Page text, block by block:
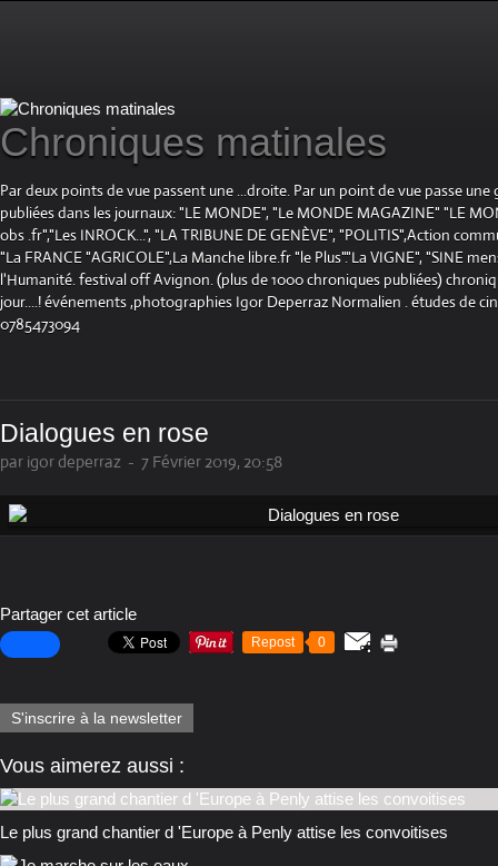
Chroniques matinales
Par deux points de vue passent une ...droite. Par un point de vue passe
publiées dans les journaux: "LE MONDE", "Le MONDE MAGAZINE" "LE
obs .fr","Les INROCK...", "LA TRIBUNE DE GENÈVE", "POLITIS",Action
"La FRANCE "AGRICOLE",La Manche libre.fr "le Plus"."La VIGNE", "SINE
l'Humanité. festival off Avignon. (plus de 1000 chroniques publiées)
jour....! événements ,photographies Igor Deperraz Normalien . études de
0785473094
Dialogues en rose
par igor deperraz - 7 Février 2019, 20:58
Partager cet article
Repost 0
S'inscrire à la newsletter
Vous aimerez aussi :
Le plus grand chantier d 'Europe à Penly attise les convoitises